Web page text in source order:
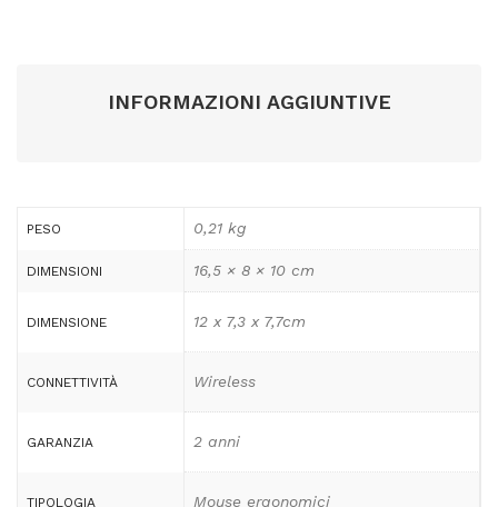
INFORMAZIONI AGGIUNTIVE
PESO 0,21 kg
DIMENSIONI 16,5 × 8 × 10 cm
DIMENSIONE 12 x 7,3 x 7,7cm
CONNETTIVITÀ Wireless
GARANZIA 2 anni
TIPOLOGIA Mouse ergonomici